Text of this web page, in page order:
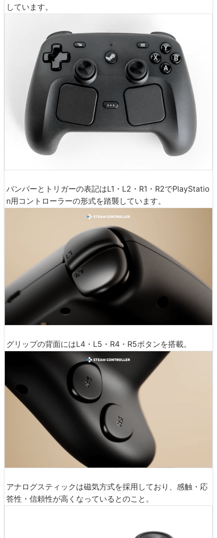
しています。
バンパーとトリガーの表記はL1・L2・R1・R2でPlayStatio
n用コントローラーの形式を踏襲しています。
グリップの背面にはL4・L5・R4・R5ボタンを搭載。
アナログスティックは磁気方式を採用しており、感触・応
答性・信頼性が高くなっているとのこと。